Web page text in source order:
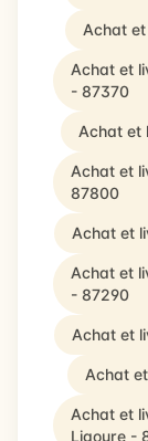
Achat
Achat et
- 87370
Achat et
Achat et
87800
Achat et
Achat et
- 87290
Achat et
Achat
Achat et
Ligoure -